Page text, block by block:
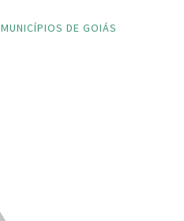
MUNICÍPIOS DE GOIÁS